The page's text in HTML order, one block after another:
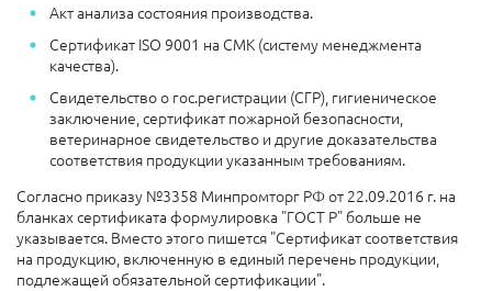
Акт анализа состояния производства.
Сертификат ISO 9001 на СМК (систему менеджмента
качества).
Свидетельство о гос.регистрации (СГР), гигиеническое
заключение, сертификат пожарной безопасности,
ветеринарное свидетельство и другие доказательства
соответствия продукции указанным требованиям.
Согласно приказу №3358 Минпромторг РФ от 22.09.2016 г. на
бланках сертификата формулировка "ГОСТ Р" больше не
указывается. Вместо этого пишется "Сертификат соответствия
на продукцию, включенную в единый перечень продукции,
подлежащей обязательной сертификации".